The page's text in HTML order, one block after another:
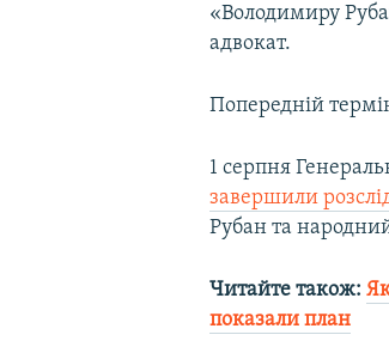
«Володимиру
адвокат.
Попередній
1 серпня
завершили
Рубан та
Читайте також:
показали план